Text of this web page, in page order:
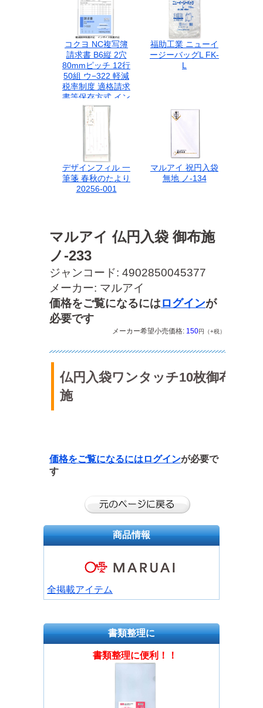
マルアイ 仏円入袋 御布施
ノ-233
ジャンコード: 4902850045377
メーカー: マルアイ
価格をご覧になるにはログインが
必要です
メーカー希望小売価格: 150円（+税）
仏円入袋ワンタッチ10枚御布
施
価格をご覧になるには ログインが必要で
す
コクヨ NC複写簿
請求書 B6縦 2穴
80mmピッチ 12行
50組 ウ−322 軽減
税率制度 適格請求
書等保存方式 イン
ボイス制度対応 伝
票
福助工業 ニューイ
ージーバッグL FK-
L
デザインフィル 一
筆箋 春秋のたより
20256-001
マルアイ 祝円入袋
無地 ノ-134
商品情報
全掲載アイテム
書類整理に
書類整理に便利！！